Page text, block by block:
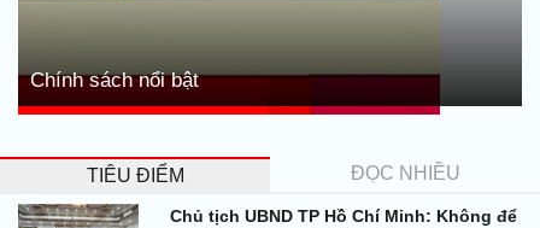
Chính sách nổi bật
TIÊU ĐIỂM ĐỌC NHIỀU
Chủ tịch UBND TP Hồ Chí Minh: Không để